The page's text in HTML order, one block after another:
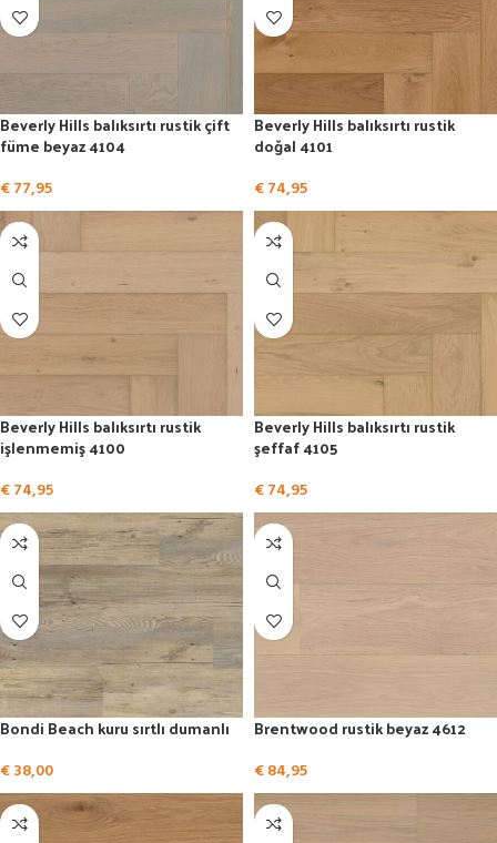
Beverly Hills balıksırtı rustik çift
füme beyaz 4104
€77,95
Beverly Hills balıksırtı rustik
doğal 4101
€74,95
Beverly Hills balıksırtı rustik
işlenmemiş 4100
€74,95
Beverly Hills balıksırtı rustik
şeffaf 4105
€74,95
Bondi Beach kuru sırtlı dumanlı
€38,00
Brentwood rustik beyaz 4612
€84,95